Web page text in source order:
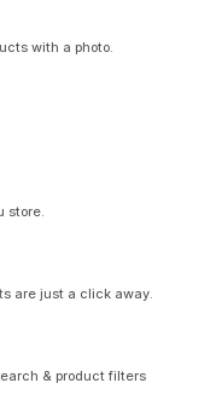
with a photo.
store.
are just a click away.
& product filters